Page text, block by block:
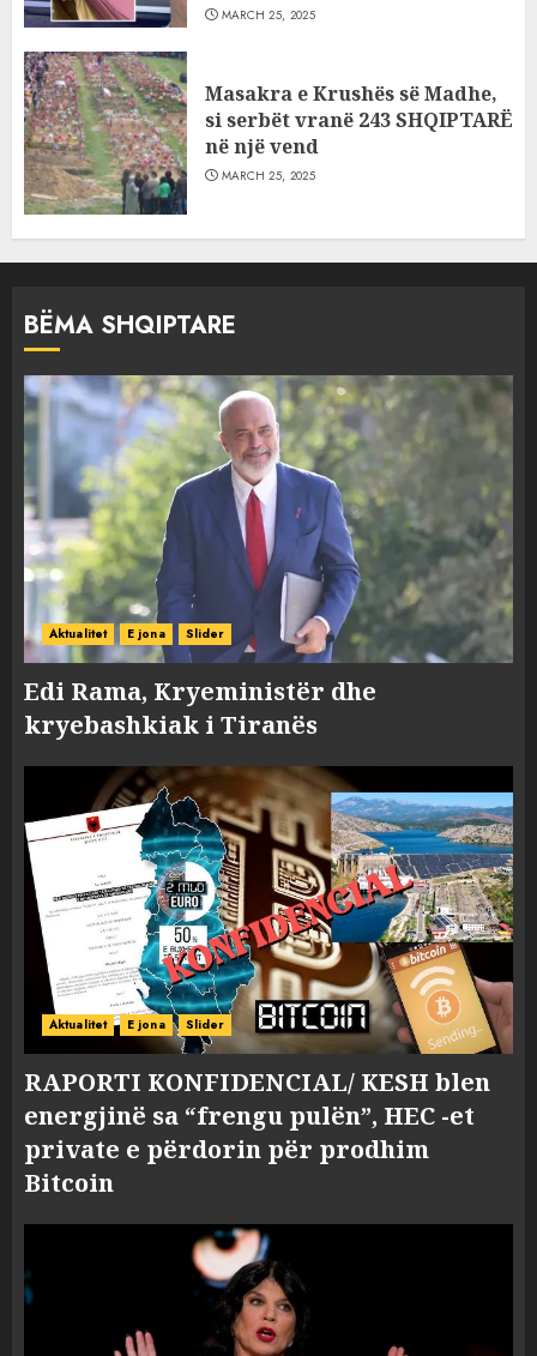
MARCH 25, 2025
Masakra e Krushës së Madhe,
si serbët vranë 243 SHQIPTARË
në një vend
MARCH 25, 2025
BËMA SHQIPTARE
Aktualitet E jona Slider
Edi Rama, Kryeministër dhe
kryebashkiak i Tiranës
Aktualitet E jona Slider
RAPORTI KONFIDENCIAL/ KESH blen
energjinë sa “frengu pulën”, HEC -et
private e përdorin për prodhim
Bitcoin